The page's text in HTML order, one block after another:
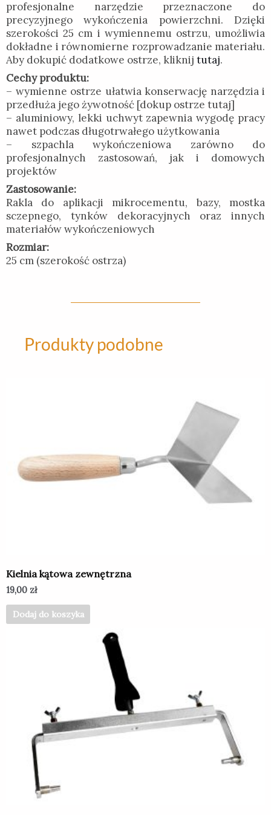
profesjonalne narzędzie przeznaczone do
precyzyjnego wykończenia powierzchni. Dzięki
szerokości 25 cm i wymiennemu ostrzu, umożliwia
dokładne i równomierne rozprowadzanie materiału.
Aby dokupić dodatkowe ostrze, kliknij tutaj.
Cechy produktu:
– wymienne ostrze ułatwia konserwację narzędzia i
przedłuża jego żywotność [dokup ostrze tutaj]
– aluminiowy, lekki uchwyt zapewnia wygodę pracy
nawet podczas długotrwałego użytkowania
– szpachla wykończeniowa zarówno do
profesjonalnych zastosowań, jak i domowych
projektów
Zastosowanie:
Rakla do aplikacji mikrocementu, bazy, mostka
sczepnego, tynków dekoracyjnych oraz innych
materiałów wykończeniowych
Rozmiar:
25 cm (szerokość ostrza)
Produkty podobne
Kielnia kątowa zewnętrzna
19,00 zł
Dodaj do koszyka